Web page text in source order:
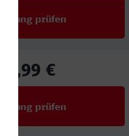
prüfen
36,99 €
prüfen